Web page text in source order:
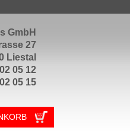
GmbH
27
Liestal
05 12
05 15